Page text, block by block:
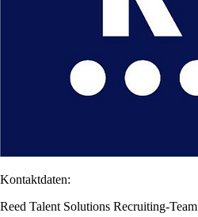
Kontaktdaten:
Reed Talent Solutions Recruiting-Team